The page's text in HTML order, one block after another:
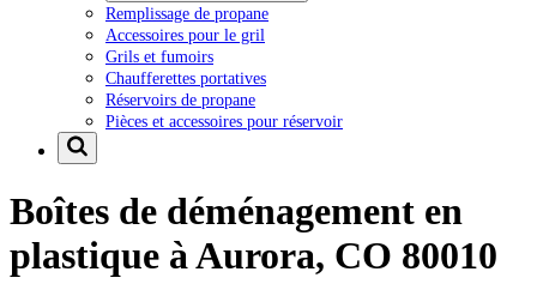
Remplissage de propane
Accessoires pour le gril
Grils et fumoirs
Chaufferettes portatives
Réservoirs de propane
Pièces et accessoires pour réservoir
Boîtes de déménagement en
plastique àAurora, CO 80010